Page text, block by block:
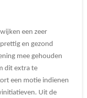
een zeer
en gezond
mee gehouden
dit extra te
een motie indienen
Uit de